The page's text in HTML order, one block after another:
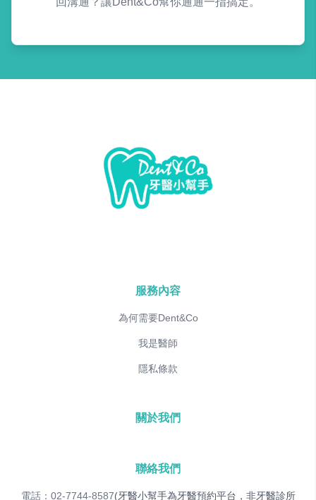
服務內容
為何需要Dent&Co
我是醫師
隱私條款
關於我們
聯絡我們
電話：02-7744-8587(牙醫小幫手為牙醫預約平台，非牙醫診所